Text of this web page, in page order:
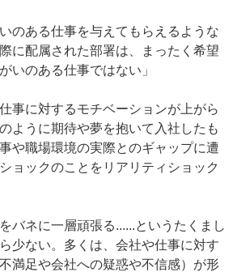
のある仕事を与えてもらえるような
に配属された部署は、まったく希望
いのある仕事ではない」
事に対するモチベーションが上がら
ように期待や夢を抱いて入社したも
や職場環境の実際とのギャップに遭
ョックのことをリアリティショック
バネに一層頑張る......というたくまし
少ない。多くは、会社や仕事に対す
満足や会社への疑惑や不信感）が形